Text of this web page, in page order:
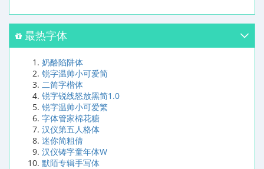
最热字体
奶酪陷阱体
锐字温帅小可爱简
二简字楷体
锐字锐线怒放黑简1.0
锐字温帅小可爱繁
字体管家棉花糖
汉仪第五人格体
迷你简粗倩
汉仪铸字童年体W
默陌专辑手写体